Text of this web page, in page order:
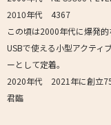
2010年代 4367
この頃は2000年代に爆発
USBで使える小型アクティ
ーとして定着。
2020年代 2021年に創立
君臨